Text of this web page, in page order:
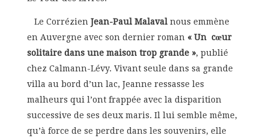
Le Corrézien Jean-Paul Malaval nous emmène
en Auvergne avec son dernier roman « Un cœur
solitaire dans une maison trop grande », publié
chez Calmann-Lévy. Vivant seule dans sa grande
villa au bord d’un lac, Jeanne ressasse les
malheurs qui l’ont frappée avec la disparition
successive de ses deux maris. Il lui semble même,
qu’à force de se perdre dans les souvenirs, elle